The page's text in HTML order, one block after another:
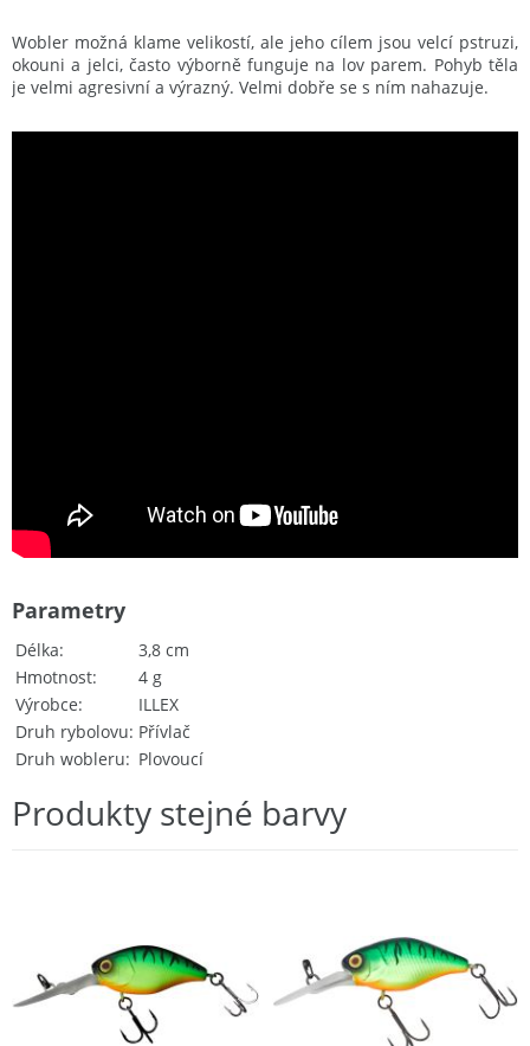
Wobler možná klame velikostí, ale jeho cílem jsou velcí pstruzi,
okouni a jelci, často výborně funguje na lov parem. Pohyb těla
je velmi agresivní a výrazný. Velmi dobře se s ním nahazuje.
Délka
3,8 cm
Hmotnost
4 g
Výrobce
ILLEX
Druh rybolovu Přívlač
Druh wobleru
Plovoucí
Parametry
Produkty stejné barvy